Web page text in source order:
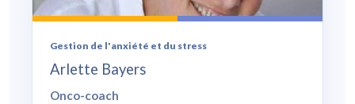
Gestion de l'anxiété et du stress
Arlette Bayers
Onco-coach